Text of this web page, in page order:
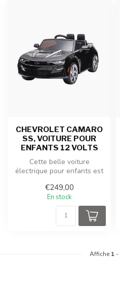
CHEVROLET CAMARO
SS, VOITURE POUR
ENFANTS 12 VOLTS
Cette belle voiture
électrique pour enfants est
Chevrolet....
€249,00
En stock
Affiche 1 -